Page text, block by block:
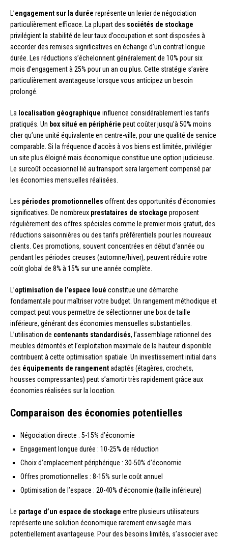
L’engagement sur la durée représente un levier de négociation
particulièrement efficace. La plupart des sociétés de stockage
privilégient la stabilité de leur taux d’occupation et sont disposées à
accorder des remises significatives en échange d’un contrat longue
durée. Les réductions s’échelonnent généralement de 10% pour six
mois d’engagement à 25% pour un an ou plus. Cette stratégie s’avère
particulièrement avantageuse lorsque vous anticipez un besoin
prolongé.
La localisation géographique influence considérablement les tarifs
pratiqués. Un box situé en périphérie peut coûter jusqu’à 50% moins
cher qu’une unité équivalente en centre-ville, pour une qualité de service
comparable. Si la fréquence d’accès à vos biens est limitée, privilégier
un site plus éloigné mais économique constitue une option judicieuse.
Le surcoût occasionnel lié au transport sera largement compensé par
les économies mensuelles réalisées.
Les périodes promotionnelles offrent des opportunités d’économies
significatives. De nombreux prestataires de stockage proposent
régulièrement des offres spéciales comme le premier mois gratuit, des
réductions saisonnières ou des tarifs préférentiels pour les nouveaux
clients. Ces promotions, souvent concentrées en début d’année ou
pendant les périodes creuses (automne/hiver), peuvent réduire votre
coût global de 8% à 15% sur une année complète.
L’optimisation de l’espace loué constitue une démarche
fondamentale pour maîtriser votre budget. Un rangement méthodique et
compact peut vous permettre de sélectionner une box de taille
inférieure, générant des économies mensuelles substantielles.
L’utilisation de contenants standardisés, l’assemblage rationnel des
meubles démontés et l’exploitation maximale de la hauteur disponible
contribuent à cette optimisation spatiale. Un investissement initial dans
des équipements de rangementadaptés (étagères, crochets,
housses compressantes) peut s’amortir très rapidement grâce aux
économies réalisées sur la location.
Comparaison des économies potentielles
Négociation directe : 5-15% d’économie
Engagement longue durée : 10-25% de réduction
Choix d’emplacement périphérique : 30-50% d’économie
Offres promotionnelles : 8-15% sur le coût annuel
Optimisation de l’espace : 20-40% d’économie (taille inférieure)
Le partage d’un espace de stockage entre plusieurs utilisateurs
représente une solution économique rarement envisagée mais
potentiellement avantageuse. Pour des besoins limités, s’associer avec